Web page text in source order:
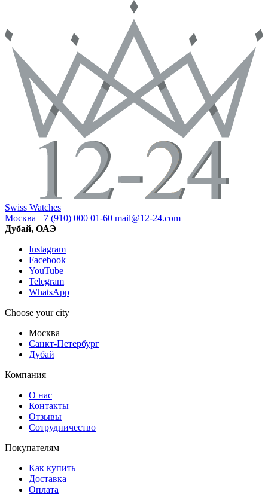
Swiss Watches
Москва +7 (910) 000 01-60 mail@12-24.com
Дубай, ОАЭ
Instagram
Facebook
YouTube
Telegram
WhatsApp
Choose your city
Москва
Санкт-Петербург
Дубай
Компания
О нас
Контакты
Отзывы
Сотрудничество
Покупателям
Как купить
Доставка
Оплата